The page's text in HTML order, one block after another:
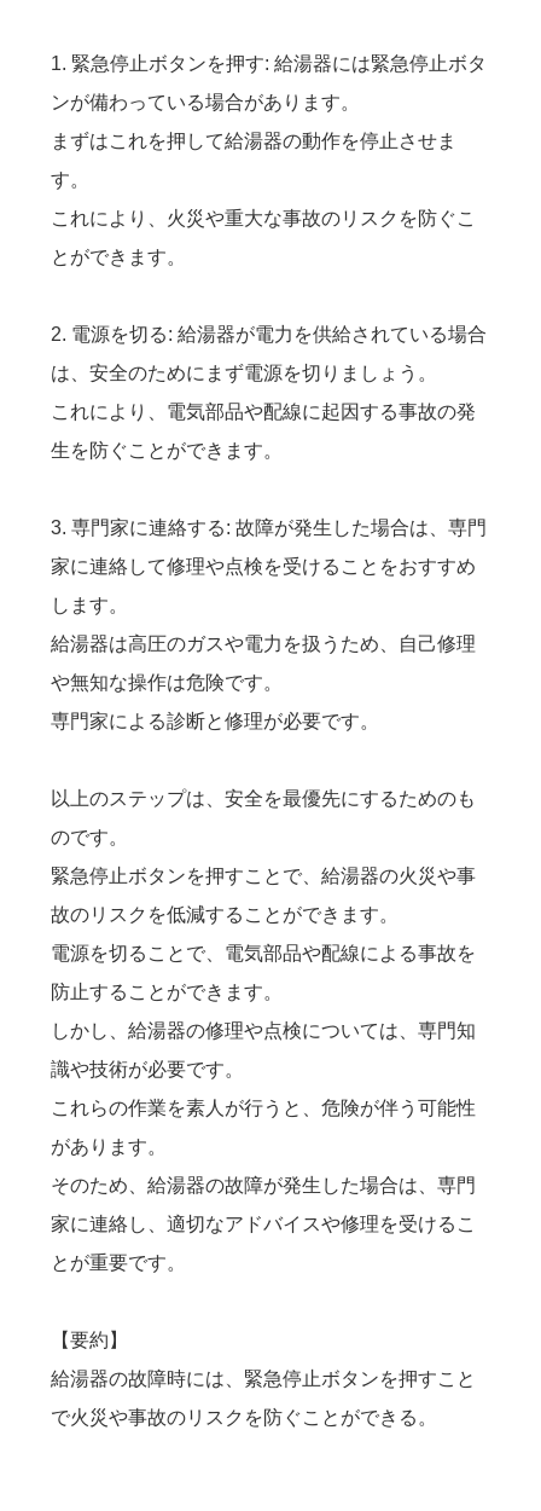
1. 緊急停止ボタンを押す: 給湯器には緊急停止ボタ
ンが備わっている場合があります。
まずはこれを押して給湯器の動作を停止させま
す。
これにより、火災や重大な事故のリスクを防ぐこ
とができます。
2. 電源を切る: 給湯器が電力を供給されている場合
は、安全のためにまず電源を切りましょう。
これにより、電気部品や配線に起因する事故の発
生を防ぐことができます。
3. 専門家に連絡する: 故障が発生した場合は、専門
家に連絡して修理や点検を受けることをおすすめ
します。
給湯器は高圧のガスや電力を扱うため、自己修理
や無知な操作は危険です。
専門家による診断と修理が必要です。
以上のステップは、安全を最優先にするためのも
のです。
緊急停止ボタンを押すことで、給湯器の火災や事
故のリスクを低減することができます。
電源を切ることで、電気部品や配線による事故を
防止することができます。
しかし、給湯器の修理や点検については、専門知
識や技術が必要です。
これらの作業を素人が行うと、危険が伴う可能性
があります。
そのため、給湯器の故障が発生した場合は、専門
家に連絡し、適切なアドバイスや修理を受けるこ
とが重要です。
【要約】
給湯器の故障時には、緊急停止ボタンを押すこと
で火災や事故のリスクを防ぐことができる。